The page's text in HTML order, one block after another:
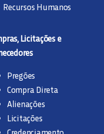
Recursos Humanos
Licitações e
Pregões
Compra Direta
Alienações
Licitações